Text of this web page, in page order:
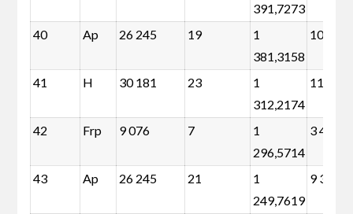
391,7273
40 Ap 26 245 19
1
381,3158
10 936
41 H 30 181 23
1
312,2174
11 650
42 Frp 9 076 7
1
296,5714
3 436
43 Ap 26 245 21
1
249,7619
9 325